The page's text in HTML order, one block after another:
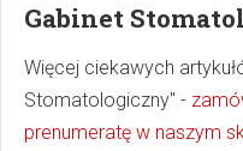
Gabinet
Więcej ciekawych
Stomatologiczny" -
prenumeratę w naszym